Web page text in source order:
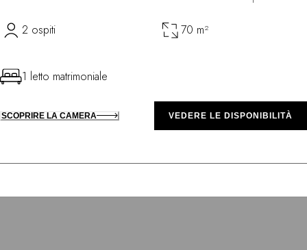
2 ospiti 70 m²
1 letto matrimoniale
SCOPRIRE LA CAMERA VEDERE LE DISPONIBILITÀ